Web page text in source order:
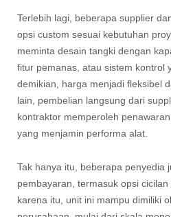
Terlebih lagi, beberapa supplier
opsi custom sesuai kebutuhan
meminta desain tangki dengan
fitur pemanas, atau sistem kontrol
demikian, harga menjadi fleksibel
lain, pembelian langsung dari
kontraktor memperoleh
yang menjamin performa alat.
Tak hanya itu, beberapa penyedia
pembayaran, termasuk opsi
karena itu, unit ini mampu dimiliki